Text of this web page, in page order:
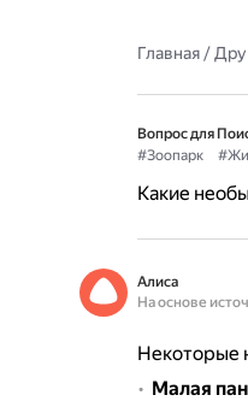
Главная/
Вопрос для
#Зоопарк
Какие
Алиса
На основе
Некоторые
Малая